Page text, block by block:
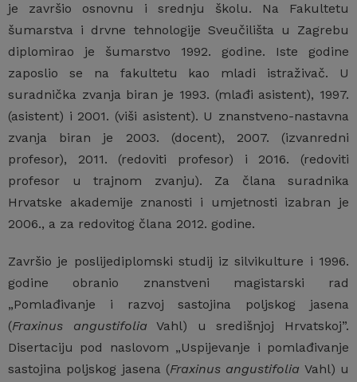
je završio osnovnu i srednju školu. Na Fakultetu
šumarstva i drvne tehnologije Sveučilišta u Zagrebu
diplomirao je šumarstvo 1992. godine. Iste godine
zaposlio se na fakultetu kao mladi istraživač. U
suradnička zvanja biran je 1993. (mlađi asistent), 1997.
(asistent) i 2001. (viši asistent). U znanstveno-nastavna
zvanja biran je 2003. (docent), 2007. (izvanredni
profesor), 2011. (redoviti profesor) i 2016. (redoviti
profesor u trajnom zvanju). Za člana suradnika
Hrvatske akademije znanosti i umjetnosti izabran je
2006., a za redovitog člana 2012. godine.
Završio je poslijediplomski studij iz silvikulture i 1996.
godine obranio znanstveni magistarski rad
„Pomlađivanje i razvoj sastojina poljskog jasena
(Fraxinus angustifoliaVahl) u središnjoj Hrvatskoj”.
Disertaciju pod naslovom „Uspijevanje i pomlađivanje
sastojina poljskog jasena (Fraxinus angustifolia Vahl) u